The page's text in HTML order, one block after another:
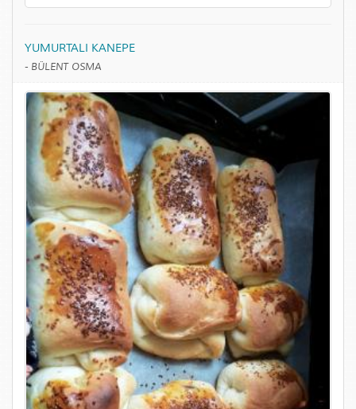
YUMURTALI KANEPE
- BÜLENT OSMA